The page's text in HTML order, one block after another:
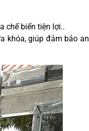
chế biến tiện lợi..
khóa, giúp đảm bảo an